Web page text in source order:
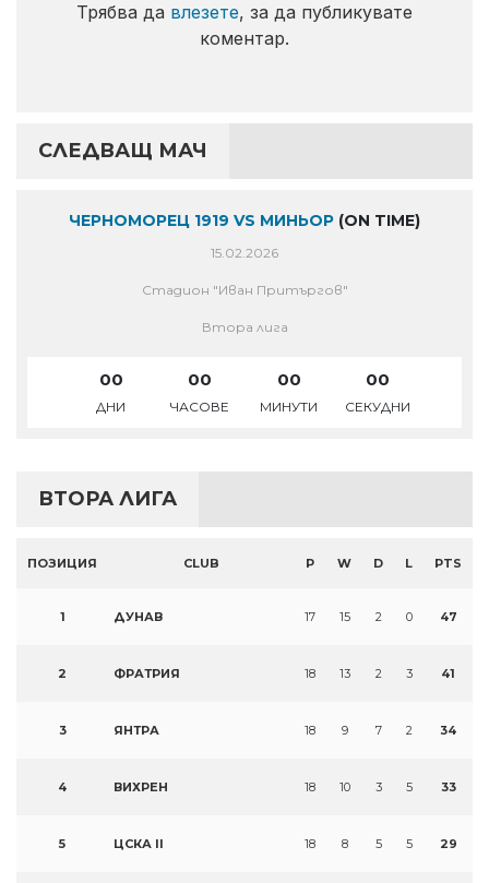
Трябва да влезете, за да публикувате
коментар.
СЛЕДВАЩ МАЧ
ЧЕРНОМОРЕЦ 1919 VS МИНЬОР (ON TIME)
15.02.2026
Стадион "Иван Притъргов"
Втора лига
00
ДНИ
00
ЧАСОВЕ
00
МИНУТИ
00
СЕКУДНИ
ВТОРА ЛИГА
ПОЗИЦИЯ CLUB P W D L PTS
1 ДУНАВ 17 15 2 0 47
2 ФРАТРИЯ 18 13 2 3 41
3 ЯНТРА 18 9 7 2 34
4 ВИХРЕН 18 10 3 5 33
5 ЦСКА II 18 8 5 5 29